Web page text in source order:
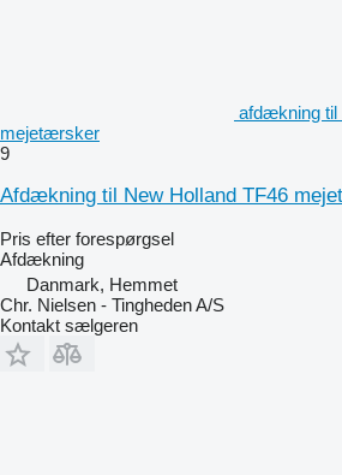
afdækning til
mejetærsker
9
Afdækning til New Holland TF46
Pris efter forespørgsel
Afdækning
Danmark, Hemmet
Chr. Nielsen - Tingheden A/S
Kontakt sælgeren